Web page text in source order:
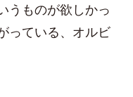
うものが欲しかっ
っている、オルビ